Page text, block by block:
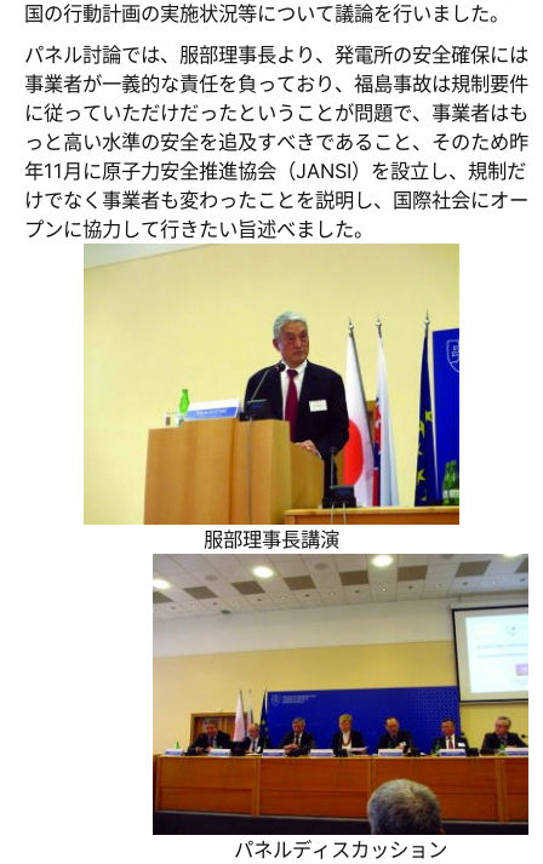
国の行動計画の実施状況等について議論を行いました。
パネル討論では、服部理事長より、発電所の安全確保には
事業者が一義的な責任を負っており、福島事故は規制要件
に従っていただけだったということが問題で、事業者はも
っと高い水準の安全を追及すべきであること、そのため昨
年11月に原子力安全推進協会（JANSI）を設立し、規制だ
けでなく事業者も変わったことを説明し、国際社会にオー
プンに協力して行きたい旨述べました。
服部理事長講演
パネルディスカッション